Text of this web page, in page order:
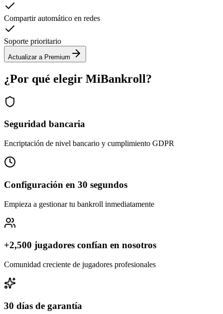
Compartir automático en redes
Soporte prioritario
Actualizar a Premium
¿Por qué elegir MiBankroll?
Seguridad bancaria
Encriptación de nivel bancario y cumplimiento GDPR
Configuración en 30 segundos
Empieza a gestionar tu bankroll inmediatamente
+2,500 jugadores confían en nosotros
Comunidad creciente de jugadores profesionales
30 días de garantía